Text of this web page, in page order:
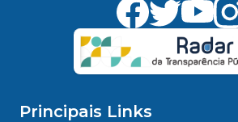
Principais Links